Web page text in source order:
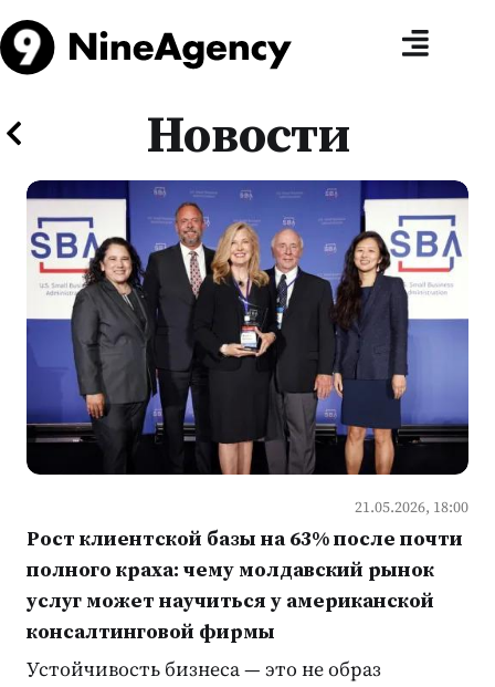
Новости
21.05.2026, 18:00
Рост клиентской базы на 63% после почти
полного краха: чему молдавский рынок
услуг может научиться у американской
консалтинговой фирмы
Устойчивость бизнеса — это не образ